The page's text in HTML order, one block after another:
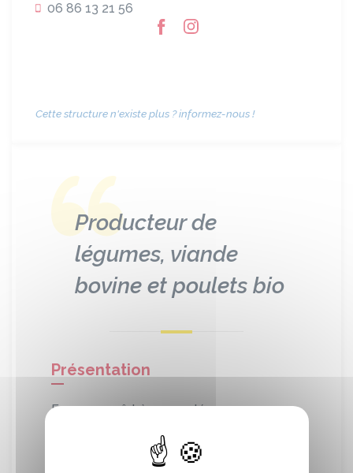
06 86 13 21 56
Cette structure n'existe plus ? informez-nous !
Producteur de
légumes, viande
bovine et poulets bio
Présentation
Ferme maraîchère avec légumes
Elevage de bovins allaitant de race